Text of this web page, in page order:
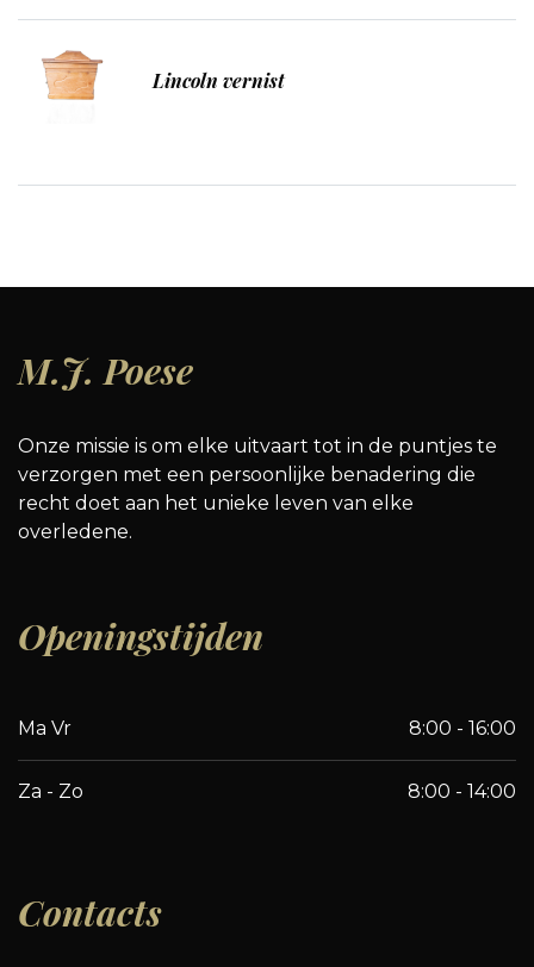
Lincoln vernist
M.J. Poese
Onze missie is om elke uitvaart tot in de puntjes te
verzorgen met een persoonlijke benadering die
recht doet aan het unieke leven van elke
overledene.
Openingstijden
Ma Vr 8:00 - 16:00
Za - Zo 8:00 - 14:00
Contacts